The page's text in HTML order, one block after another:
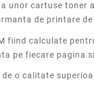
unor cartuse
de printare
calculate
pe fiecare pagina
o calitate